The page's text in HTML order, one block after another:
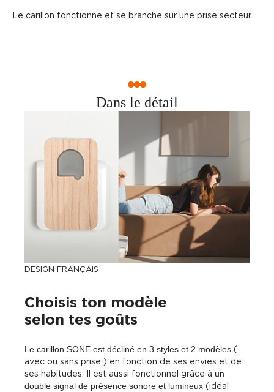
Le carillon fonctionne et se branche sur une prise secteur.
Dans le détail
DESIGN FRANÇAIS
Choisis ton modèle
selon tes goûts
Le carillon SONE est décliné en 3 styles et 2 modèles (
avec ou sans prise ) en fonction de ses envies et de
ses habitudes. Il est aussi fonctionnel grâce à un
double signal de présence sonore et lumineux (idéal